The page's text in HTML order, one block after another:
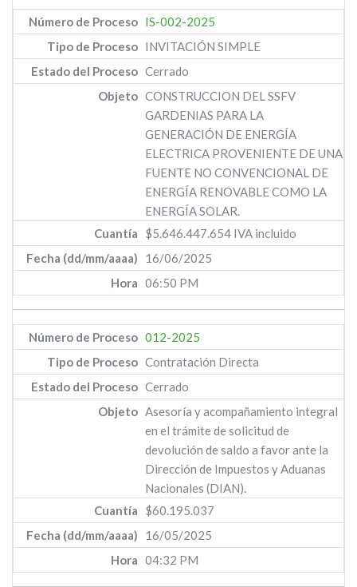
IS-002-2025
INVITACIÓN SIMPLE
Cerrado
CONSTRUCCION DEL SSFV
GARDENIAS PARA LA
GENERACIÓN DE ENERGÍA
ELECTRICA PROVENIENTE DE UNA
FUENTE NO CONVENCIONAL DE
ENERGÍA RENOVABLE COMO LA
ENERGÍA SOLAR.
$5.646.447.654 IVA incluido
16/06/2025
06:50 PM
012-2025
Contratación Directa
Cerrado
Asesoría y acompañamiento integral
en el trámite de solicitud de
devolución de saldo a favor ante la
Dirección de Impuestos y Aduanas
Nacionales (DIAN).
$60.195.037
16/05/2025
04:32 PM